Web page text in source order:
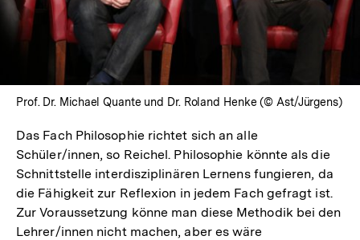
Prof. Dr. Michael Quante und Dr. Roland Henke (© Ast/Jürgens)
Das Fach Philosophie richtet sich an alle
Schüler/innen, so Reichel. Philosophie könnte als die
Schnittstelle interdisziplinären Lernens fungieren, da
die Fähigkeit zur Reflexion in jedem Fach gefragt ist.
Zur Voraussetzung könne man diese Methodik bei den
Lehrer/innen nicht machen, aber es wäre